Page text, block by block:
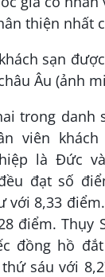
sạn
Âu (ảnh
trong danh
viên
là Đức
đạt số
với 8,33
điểm. Thụy
đồng hồ
sáu với